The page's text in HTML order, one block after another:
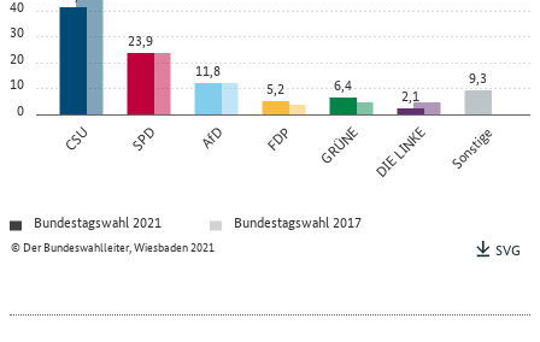
0
10
20
30
CSU SPD AfD FDP GRÜNE DIE LINKE Sonstige
23,9
11,8
5,2 6,4 2,1
9,3
© Der Bundeswahlleiter, Wiesbaden 2021
Bundestagswahl 2021
Bundestagswahl 2017
SVG